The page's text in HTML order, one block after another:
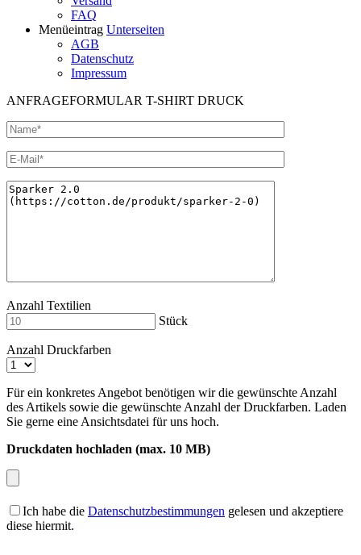
FAQ
Menüeintrag Unterseiten
AGB
Datenschutz
Impressum
ANFRAGEFORMULAR T-SHIRT DRUCK
Anzahl Textilien
Stück
Anzahl Druckfarben
Für ein konkretes Angebot benötigen wir die gewünschte Anzahl
des Artikels sowie die gewünschte Anzahl der Druckfarben. Laden
Sie gerne eine Ansichtsdatei für uns hoch.
Druckdaten hochladen (max. 10 MB)
Ich habe die Datenschutzbestimmungen gelesen und akzeptiere
diese hiermit.